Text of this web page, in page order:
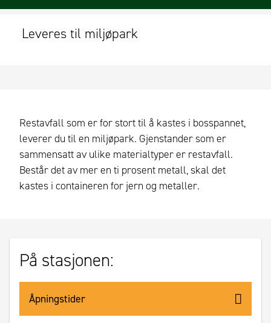
Leveres til miljøpark
Restavfall som er for stort til å kastes i bosspannet,
leverer du til en miljøpark. Gjenstander som er
sammensatt av ulike materialtyper er restavfall.
Består det av mer en ti prosent metall, skal det
kastes i containeren for jern og metaller.
På stasjonen:
Åpningstider